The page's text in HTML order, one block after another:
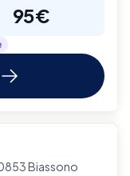
95€
Biassono